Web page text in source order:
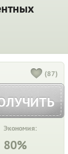
(87)
Экономия:
80%